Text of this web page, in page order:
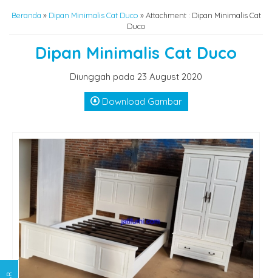
Beranda » Dipan Minimalis Cat Duco » Attachment : Dipan Minimalis Cat
Duco
Dipan Minimalis Cat Duco
Diunggah pada 23 August 2020
Download Gambar